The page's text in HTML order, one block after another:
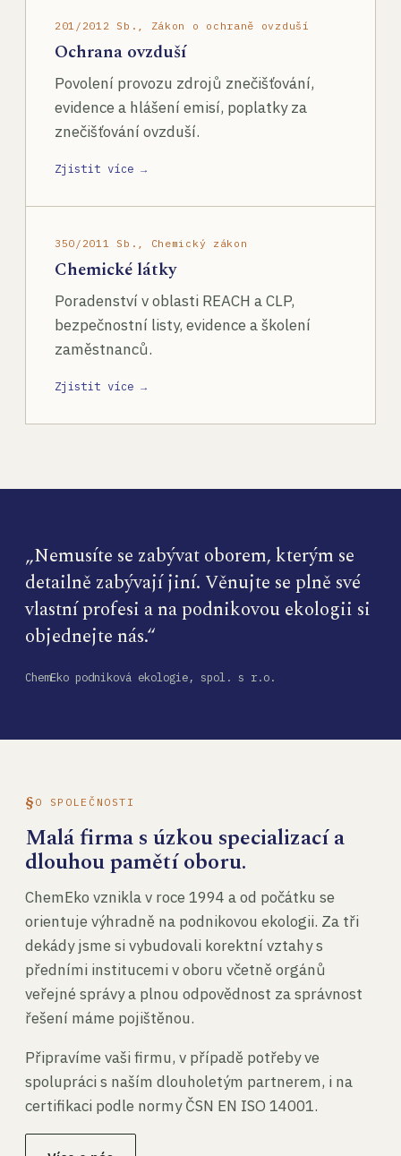
201/2012 Sb., Zákon o ochraně ovzduší
Ochrana ovzduší
Povolení provozu zdrojů znečišťování,
evidence a hlášení emisí, poplatky za
znečišťování ovzduší.
Zjistit více →
350/2011 Sb., Chemický zákon
Chemické látky
Poradenství v oblasti REACH a CLP,
bezpečnostní listy, evidence a školení
zaměstnanců.
Zjistit více →
„Nemusíte se zabývat oborem, kterým se
detailně zabývají jiní. Věnujte se plně své
vlastní profesi a na podnikovou ekologii si
objednejte nás.“
ChemEko podniková ekologie, spol. s r.o.
O SPOLEČNOSTI
Malá firma s úzkou specializací a
dlouhou pamětí oboru.
ChemEko vznikla v roce 1994 a od počátku se
orientuje výhradně na podnikovou ekologii. Za tři
dekády jsme si vybudovali korektní vztahy s
předními institucemi v oboru včetně orgánů
veřejné správy a plnou odpovědnost za správnost
řešení máme pojištěnou.
Připravíme vaši firmu, v případě potřeby ve
spolupráci s naším dlouholetým partnerem, i na
certifikaci podle normy ČSN EN ISO 14001.